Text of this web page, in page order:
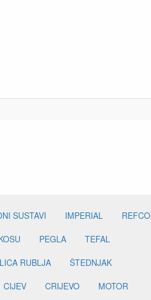
SUSTAVI IMPERIAL
REFCO
PEGLA
TEFAL
RUBLJA
ŠTEDNJAK
CIJEV CRIJEVO
MOTOR